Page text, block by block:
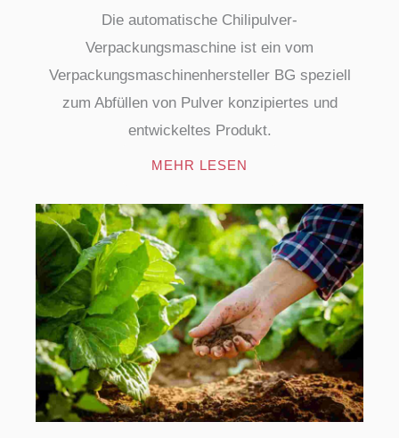
Die automatische Chilipulver-
Verpackungsmaschine ist ein vom
Verpackungsmaschinenhersteller BG speziell
zum Abfüllen von Pulver konzipiertes und
entwickeltes Produkt.
MEHR LESEN